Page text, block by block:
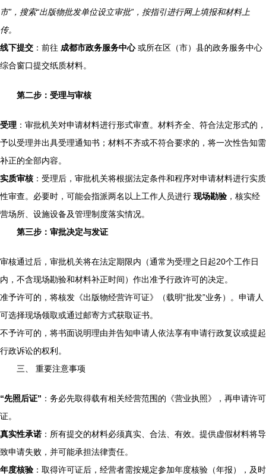
市”，搜索“出版物批发单位设立审批”，按指引进行网上填报和材料上
传。
线下提交 ：前往 成都市政务服务中心或所在区（市）县的政务服务中心
综合窗口提交纸质材料。
第二步：受理与审核
受理 ：审批机关对申请材料进行形式审查。材料齐全、符合法定形式的，
予以受理并出具受理通知书；材料不齐或不符合要求的，将一次性告知需
补正的全部内容。
实质审核 ：受理后，审批机关将根据法定条件和程序对申请材料进行实质
性审查。必要时，可能会指派两名以上工作人员进行 现场勘验 ，核实经
营场所、设施设备及管理制度落实情况。
第三步：审批决定与发证
审核通过后，审批机关将在法定期限内（通常为受理之日起20个工作日
内，不含现场勘验和材料补正时间）作出准予行政许可的决定。
准予许可的，将核发《出版物经营许可证》（载明“批发”业务）。申请人
可选择现场领取或通过邮寄方式获取证书。
不予许可的，将书面说明理由并告知申请人依法享有申请行政复议或提起
行政诉讼的权利。
三、 重要注意事项
“先照后证” ：务必先取得载有相关经营范围的《营业执照》，再申请许可
证。
真实性承诺 ：所有提交的材料必须真实、合法、有效。提供虚假材料将导
致申请失败，并可能承担法律责任。
年度核验 ：取得许可证后，经营者需按规定参加年度核验（年报），及时